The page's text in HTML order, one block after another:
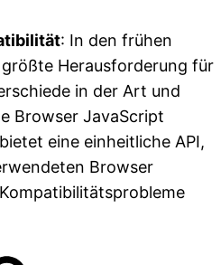
: In den frühen
Herausforderung für
in der Art und
Browser JavaScript
eine einheitliche API,
Browser